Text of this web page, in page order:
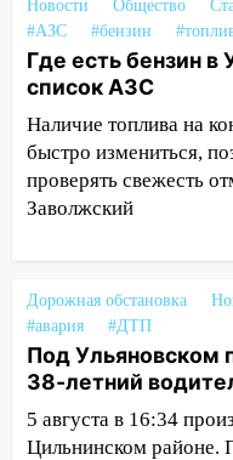
разработают
цифровой ПЦР
15:47
Ульяновцы
за абонементы
клуба «Рекорд-
15:34 После
прокуратуры в
области
15:27
капремонт
15:08 В
проверки
пешеходных
Новости Общество
#АЗС
#бензин
Где есть бензин в
список АЗС
Наличие топлива на
быстро измениться,
проверять свежесть
Заволжский
Дорожная обстановка
#авария
#ДТП
Под Ульяновском
38-летний
5 августа в 16:34
Цильнинском районе.